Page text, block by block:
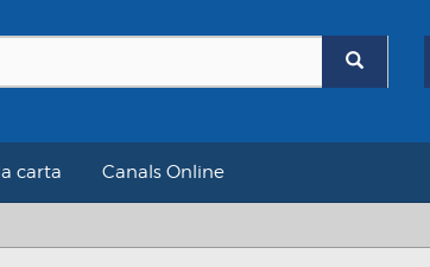
carta Canals Online